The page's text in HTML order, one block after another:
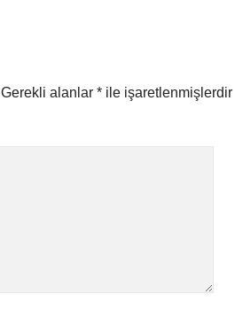
Gerekli alanlar * ile işaretlenmişlerdir